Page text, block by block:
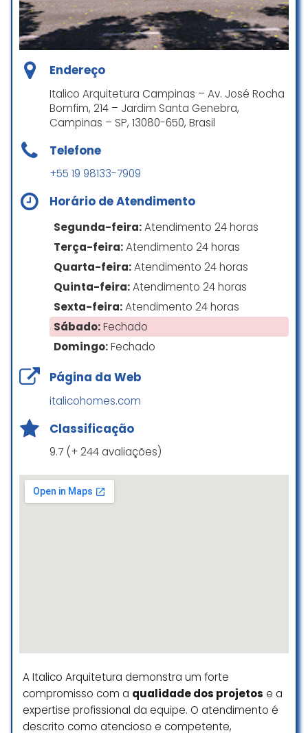
Endereço
Italico Arquitetura Campinas – Av. José Rocha
Bomfim, 214 – Jardim Santa Genebra,
Campinas – SP, 13080-650, Brasil
Telefone
+55 19 98133-7909
Horário de Atendimento
Segunda-feira:Atendimento 24 horas
Terça-feira:Atendimento 24 horas
Quarta-feira:Atendimento 24 horas
Quinta-feira:Atendimento 24 horas
Sexta-feira:Atendimento 24 horas
Sábado:Fechado
Domingo:Fechado
Página da Web
italicohomes.com
Classificação
9.7 (+ 244 avaliações)
A Italico Arquitetura demonstra um forte
compromisso com a qualidade dos projetos e a
expertise profissional da equipe. O atendimento é
descrito como atencioso e competente,